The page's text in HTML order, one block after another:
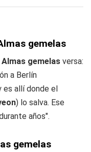
gemelas
gemelas versa:
a Berlín
es allí donde el
) lo salva. Ese
años".
gemelas